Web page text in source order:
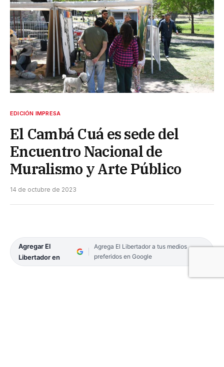
EDICIÓN IMPRESA
El Cambá Cuá es sede del
Encuentro Nacional de
Muralismo y Arte Público
14 de octubre de 2023
Agregar El
Libertador en
Agrega El Libertador a tus medios
preferidos en Google